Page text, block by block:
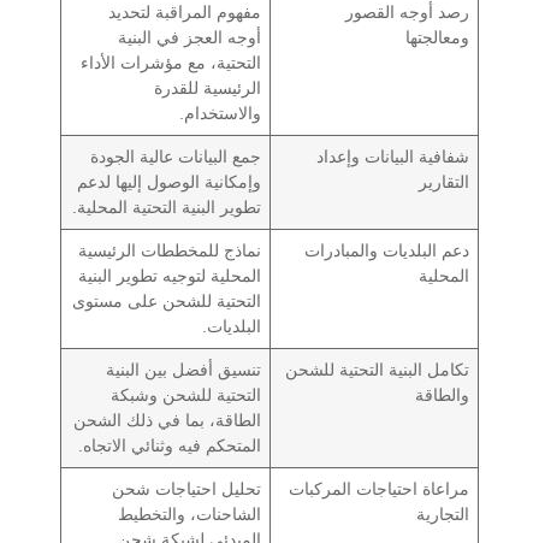
رصد أوجه القصور
ومعالجتها
مفهوم المراقبة لتحديد
أوجه العجز في البنية
التحتية، مع مؤشرات الأداء
الرئيسية للقدرة
والاستخدام.
شفافية البيانات وإعداد
التقارير
جمع البيانات عالية الجودة
وإمكانية الوصول إليها لدعم
تطوير البنية التحتية المحلية.
دعم البلديات والمبادرات
المحلية
نماذج للمخططات الرئيسية
المحلية لتوجيه تطوير البنية
التحتية للشحن على مستوى
البلديات.
تكامل البنية التحتية للشحن
والطاقة
تنسيق أفضل بين البنية
التحتية للشحن وشبكة
الطاقة، بما في ذلك الشحن
المتحكم فيه وثنائي الاتجاه.
مراعاة احتياجات المركبات
التجارية
تحليل احتياجات شحن
الشاحنات، والتخطيط
المبدئي لشبكة شحن